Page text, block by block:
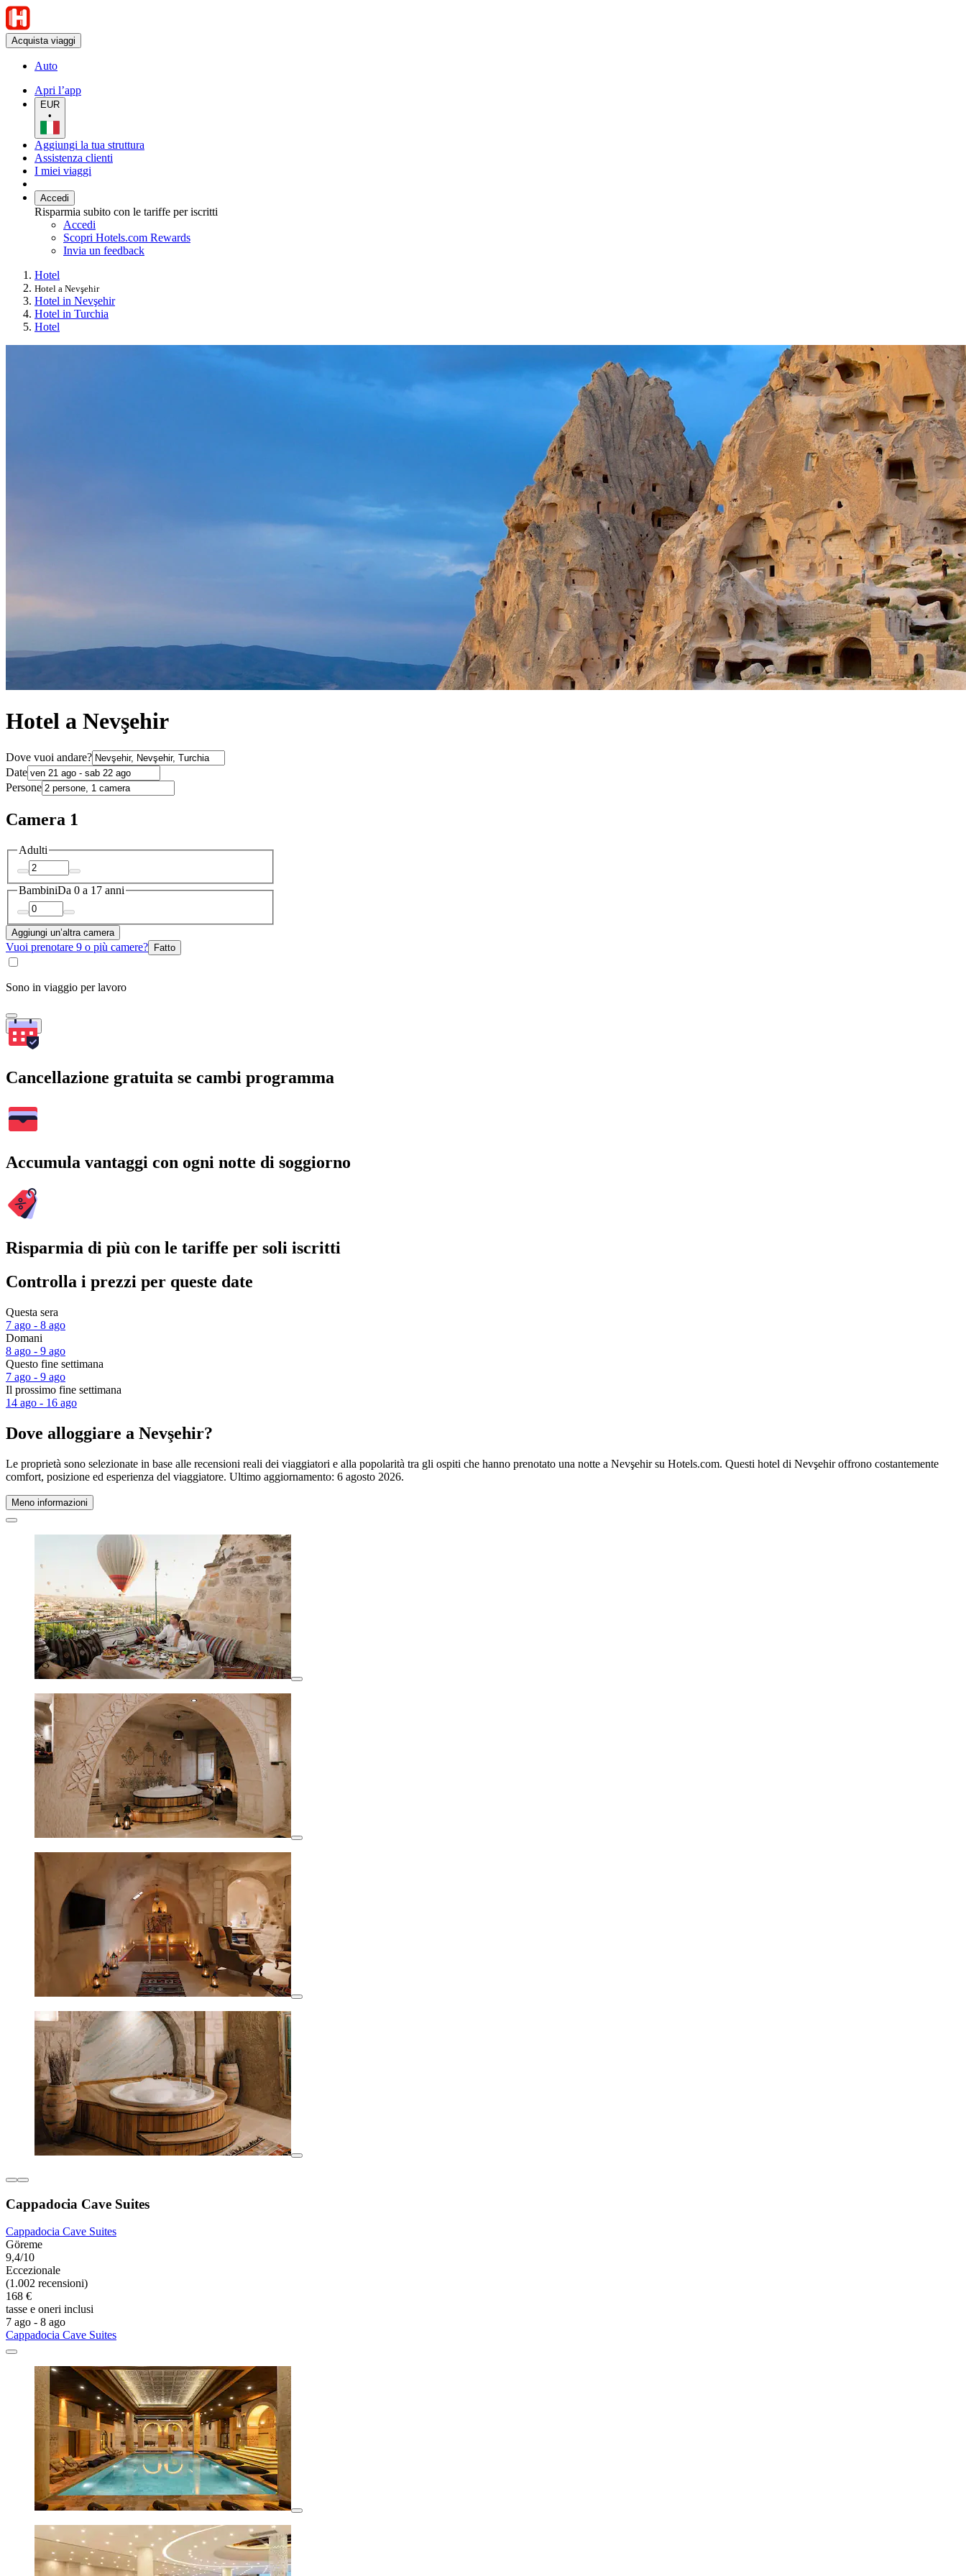
Acquista viaggi
Auto
Apri l’app
EUR
•
Aggiungi la tua struttura
Assistenza clienti
I miei viaggi
Accedi
Risparmia subito con le tariffe per iscritti
Accedi
Scopri Hotels.com Rewards
Invia un feedback
Hotel
Hotel a Nevşehir
Hotel in Nevşehir
Hotel in Turchia
Hotel
Hotel a Nevşehir
Dove vuoi andare?
Date
Persone
Camera 1
Adulti
BambiniDa 0 a 17 anni
Aggiungi un’altra camera
Vuoi prenotare 9 o più camere? Fatto
Sono in viaggio per lavoro
Cerca
Cancellazione gratuita se cambi programma
Accumula vantaggi con ogni notte di soggiorno
Risparmia di più con le tariffe per soli iscritti
Controlla i prezzi per queste date
Questa sera
7 ago - 8 ago
Domani
8 ago - 9 ago
Questo fine settimana
7 ago - 9 ago
Il prossimo fine settimana
14 ago - 16 ago
Dove alloggiare a Nevşehir?
Le proprietà sono selezionate in base alle recensioni reali dei viaggiatori e alla popolarità tra gli ospiti che hanno prenotato una notte a Nevşehir su Hotels.com. Questi hotel di Nevşehir offrono costantemente
comfort, posizione ed esperienza del viaggiatore. Ultimo aggiornamento: 6 agosto 2026.
Meno informazioni
Cappadocia Cave Suites
Cappadocia Cave Suites
Göreme
9,4/10
Eccezionale
(1.002 recensioni)
168 €
tasse e oneri inclusi
7 ago - 8 ago
Cappadocia Cave Suites